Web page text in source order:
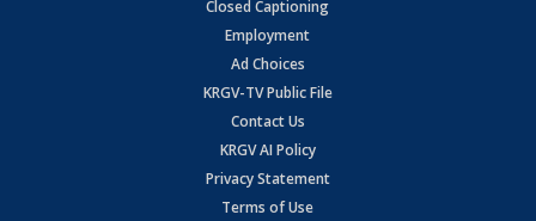
Closed Captioning
Employment
Ad Choices
KRGV-TV Public File
Contact Us
KRGV AI Policy
Privacy Statement
Terms of Use